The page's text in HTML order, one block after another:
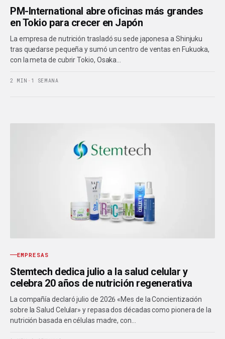
PM-International abre oficinas más grandes
en Tokio para crecer en Japón
La empresa de nutrición trasladó su sede japonesa a Shinjuku
tras quedarse pequeña y sumó un centro de ventas en Fukuoka,
con la meta de cubrir Tokio, Osaka…
2 MIN · 1 SEMANA
EMPRESAS
Stemtech dedica julio a la salud celular y
celebra 20 años de nutrición regenerativa
La compañía declaró julio de 2026 «Mes de la Concientización
sobre la Salud Celular» y repasa dos décadas como pionera de la
nutrición basada en células madre, con…